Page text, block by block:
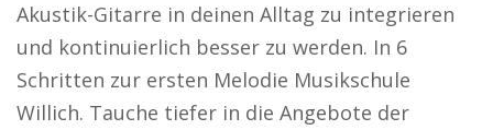
Akustik-Gitarre in deinen Alltag zu integrieren
und kontinuierlich besser zu werden. In 6
Schritten zur ersten Melodie Musikschule
Willich. Tauche tiefer in die Angebote der